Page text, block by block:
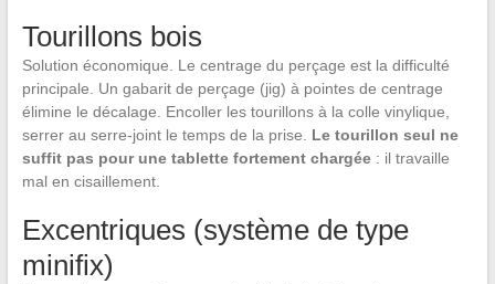
Tourillons bois
Solution économique. Le centrage du perçage est la difficulté
principale. Un gabarit de perçage (jig) à pointes de centrage
élimine le décalage. Encoller les tourillons à la colle vinylique,
serrer au serre-joint le temps de la prise. Le tourillon seul ne
suffit pas pour une tablette fortement chargée: il travaille
mal en cisaillement.
Excentriques (système de type
minifix)